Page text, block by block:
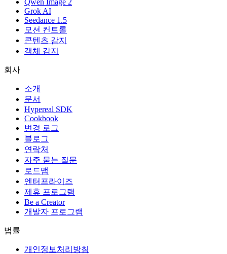
Grok AI
Seedance 1.5
모션 컨트롤
콘텐츠 감지
객체 감지
회사
소개
문서
Hypereal SDK
Cookbook
변경 로그
블로그
연락처
자주 묻는 질문
로드맵
엔터프라이즈
제휴 프로그램
Be a Creator
개발자 프로그램
법률
개인정보처리방침